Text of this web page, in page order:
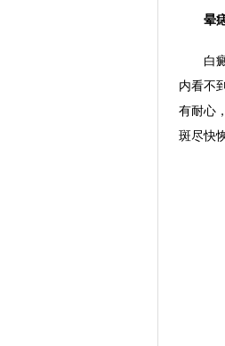
晕痣
白癜
内看不
有耐心
斑尽快